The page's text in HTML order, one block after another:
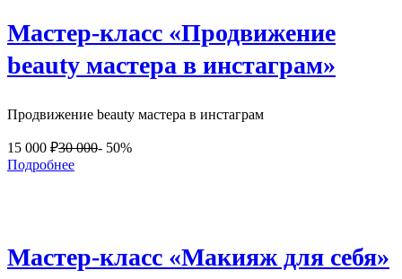
Мастер-класс «Продвижение
beauty мастера в инстаграм»
Продвижение beauty мастера в инстаграм
15 000 ₽30 000- 50%
Подробнее
Мастер-класс «Макияж для себя»